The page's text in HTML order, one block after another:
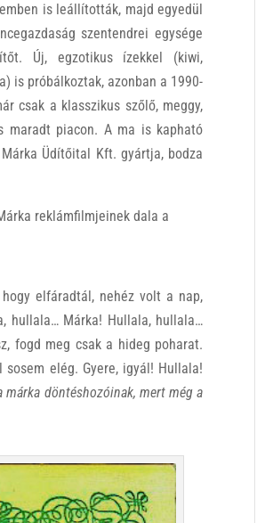
is leállították, majd egyedül
szentendrei egysége
Új, egzotikus ízekkel (kiwi,
is próbálkoztak, azonban a 1990-
csak a klasszikus szőlő, meggy,
maradt piacon. A ma is kapható
Üdítőital Kft. gyártja, bodza
reklámfilmjeinek dala a
elfáradtál, nehéz volt a nap,
hullala… Márka! Hullala, hullala…
fogd meg csak a hideg poharat.
elég. Gyere, igyál! Hullala!
döntéshozóinak, mert még a